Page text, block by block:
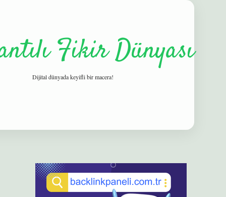
Fikir Dünyası
Dijital dünyada keyifli bir macera!